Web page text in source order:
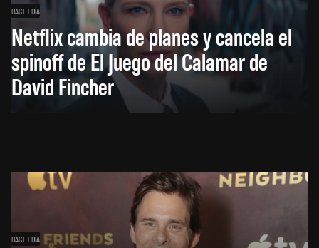
HACE 1 DÍA
Netflix cambia de planes y cancela el
spinoff de El Juego del Calamar de
David Fincher
HACE 1 DÍA